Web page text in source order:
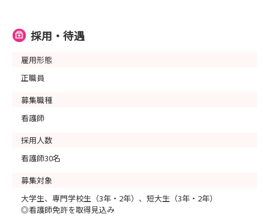
採用・待遇
雇用形態
正職員
募集職種
看護師
採用人数
看護師30名
募集対象
大学生、専門学校生（3年・2年）、短大生（3年・2年）
◎看護師免許を取得見込み